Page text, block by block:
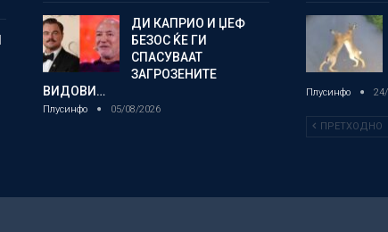
ДИ КАПРИО И ЏЕФ
БЕЗОС ЌЕ ГИ
СПАСУВААТ
ЗАГРОЗЕНИТЕ
ВИДОВИ…
Плусинфо 05/08/2026
Плусинфо
ПРЕТХОДНО